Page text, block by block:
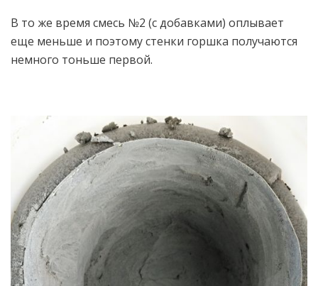
В то же время смесь №2 (с добавками) оплывает
еще меньше и поэтому стенки горшка получаются
немного тоньше первой.